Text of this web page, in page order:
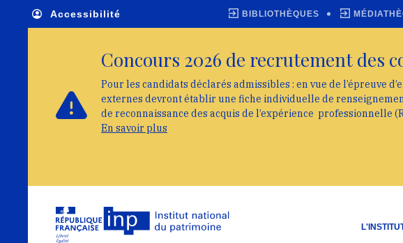
Accessibilité BIBLIOTHÈQUES
Concours 2026 de recrutement des
Pour les candidats déclarés admissibles : en vue de l’épreuve
externes devront établir une fiche individuelle de
de reconnaissance des acquis de l’expérience professionnelle
En savoir plus